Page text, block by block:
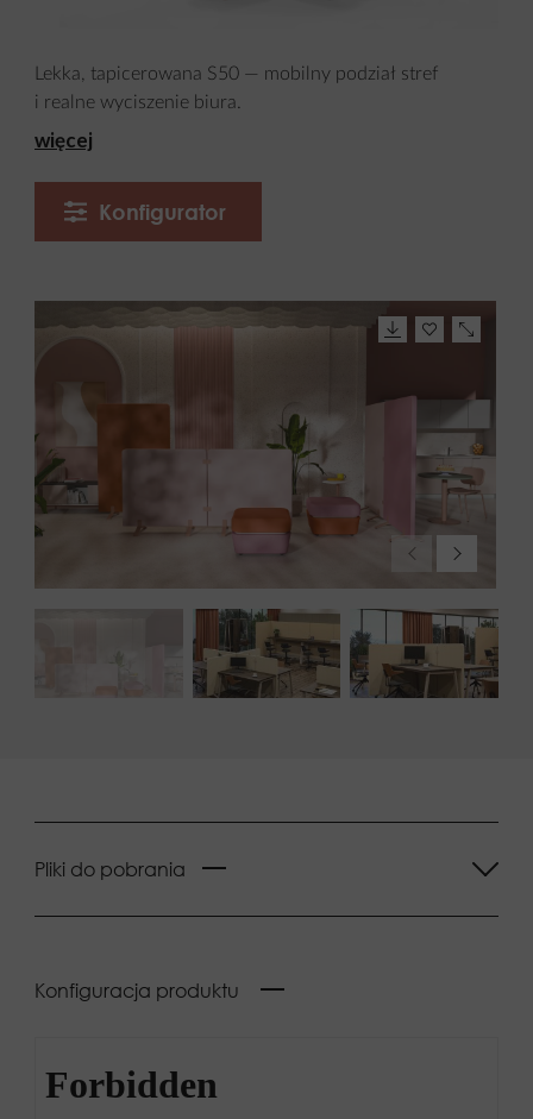
Lekka, tapicerowana S50 — mobilny podział stref
i realne wyciszenie biura.
więcej
Konfigurator
Pliki do pobrania
Konfiguracja produktu